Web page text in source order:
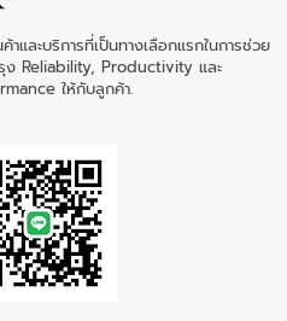
าและบริการที่เป็นทางเลือกแรกในการช่วย
ง Reliability, Productivity และ
ให้กับลูกค้า.